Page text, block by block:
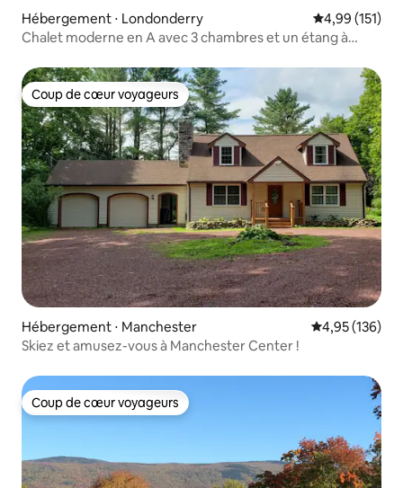
Hébergement ⋅ Londonderry Évaluation
4,99 (151)
Chalet moderne en A avec 3 chambres et un étang à
Coup de cœur voyageurs
Coup de cœur voyageurs
Hébergement ⋅ Manchester Évaluation
4,95 (136)
Skiez et amusez-vous à Manchester Center !
Coup de cœur voyageurs
Coup de cœur voyageurs